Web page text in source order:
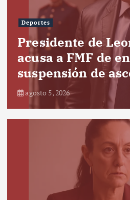
Deportes
Presidente de
acusa a FMF de
suspensión de
agosto 5, 2026